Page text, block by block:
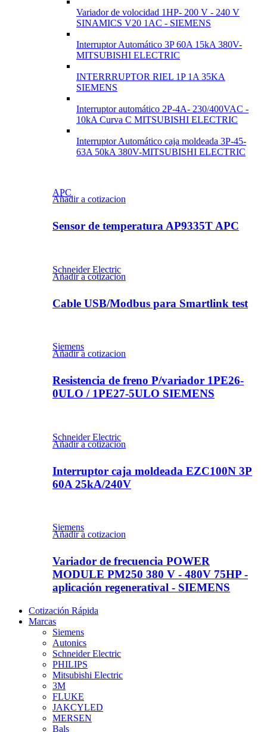
Variador de volocidad 1HP- 200 V - 240 V
SINAMICS V20 1AC - SIEMENS
Interruptor Automático 3P 60A 15kA 380V-
MITSUBISHI ELECTRIC
INTERRRUPTOR RIEL 1P 1A 35KA
SIEMENS
Interruptor automático 2P-4A- 230/400VAC -
10kA Curva C MITSUBISHI ELECTRIC
Interruptor Automático caja moldeada 3P-45-
63A 50kA 380V-MITSUBISHI ELECTRIC
APC
Añadir a cotizacion
Sensor de temperatura AP9335T APC
Schneider Electric
Añadir a cotizacion
Cable USB/Modbus para Smartlink test
Siemens
Añadir a cotizacion
Resistencia de freno P/variador 1PE26-
0ULO / 1PE27-5ULO SIEMENS
Schneider Electric
Añadir a cotizacion
Interruptor caja moldeada EZC100N 3P
60A 25kA/240V
Siemens
Añadir a cotizacion
Variador de frecuencia POWER
MODULE PM250 380 V - 480V 75HP -
aplicación regeneratival - SIEMENS
Cotización Rápida
Marcas
Siemens
Autonics
Schneider Electric
PHILIPS
Mitsubishi Electric
3M
FLUKE
JAKCYLED
MERSEN
Bals